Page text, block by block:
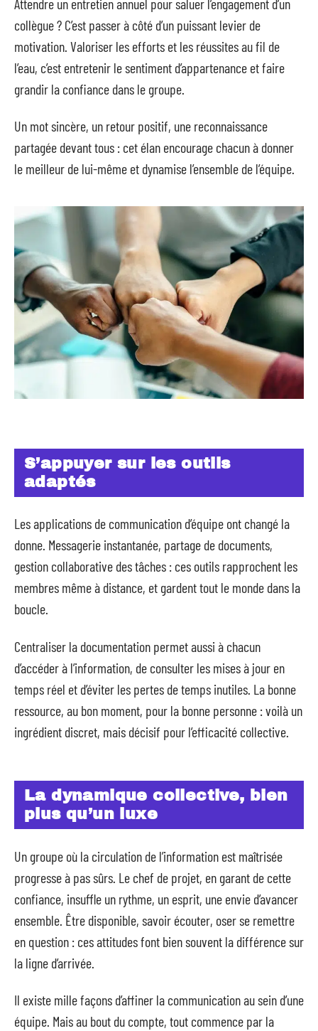
collègue ? C’est passer à côté d’un puissant levier de
motivation. Valoriser les efforts et les réussites au fil de
l’eau, c’est entretenir le sentiment d’appartenance et faire
grandir la confiance dans le groupe.
Un mot sincère, un retour positif, une reconnaissance
partagée devant tous : cet élan encourage chacun à donner
le meilleur de lui-même et dynamise l’ensemble de l’équipe.
S’appuyer sur les outils
adaptés
Les applications de communication d’équipe ont changé la
donne. Messagerie instantanée, partage de documents,
gestion collaborative des tâches : ces outils rapprochent les
membres même à distance, et gardent tout le monde dans la
boucle.
Centraliser la documentation permet aussi à chacun
d’accéder à l’information, de consulter les mises à jour en
temps réel et d’éviter les pertes de temps inutiles. La bonne
ressource, au bon moment, pour la bonne personne : voilà un
ingrédient discret, mais décisif pour l’efficacité collective.
La dynamique collective, bien
plus qu’un luxe
Un groupe où la circulation de l’information est maîtrisée
progresse à pas sûrs. Le chef de projet, en garant de cette
confiance, insuffle un rythme, un esprit, une envie d’avancer
ensemble. Être disponible, savoir écouter, oser se remettre
en question : ces attitudes font bien souvent la différence sur
la ligne d’arrivée.
Il existe mille façons d’affiner la communication au sein d’une
équipe. Mais au bout du compte, tout commence par la